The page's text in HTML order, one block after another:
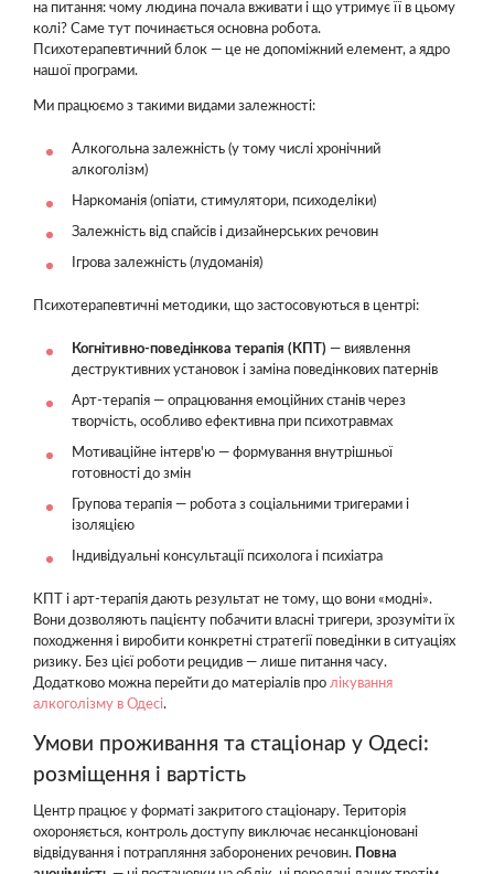
на питання: чому людина почала вживати і що утримує її в цьому
колі? Саме тут починається основна робота.
Психотерапевтичний блок — це не допоміжний елемент, а ядро
нашої програми.
Ми працюємо з такими видами залежності:
Алкогольна залежність (у тому числі хронічний
алкоголізм)
Наркоманія (опіати, стимулятори, психоделіки)
Залежність від спайсів і дизайнерських речовин
Ігрова залежність (лудоманія)
Психотерапевтичні методики, що застосовуються в центрі:
Когнітивно-поведінкова терапія (КПТ) — виявлення
деструктивних установок і заміна поведінкових патернів
Арт-терапія — опрацювання емоційних станів через
творчість, особливо ефективна при психотравмах
Мотиваційне інтерв'ю — формування внутрішньої
готовності до змін
Групова терапія — робота з соціальними тригерами і
ізоляцією
Індивідуальні консультації психолога і психіатра
КПТ і арт-терапія дають результат не тому, що вони «модні».
Вони дозволяють пацієнту побачити власні тригери, зрозуміти їх
походження і виробити конкретні стратегії поведінки в ситуаціях
ризику. Без цієї роботи рецидив — лише питання часу.
Додатково можна перейти до матеріалів про лікування
алкоголізму в Одесі.
Умови проживання та стаціонар у Одесі:
розміщення і вартість
Центр працює у форматі закритого стаціонару. Територія
охороняється, контроль доступу виключає несанкціоновані
відвідування і потрапляння заборонених речовин. Повна